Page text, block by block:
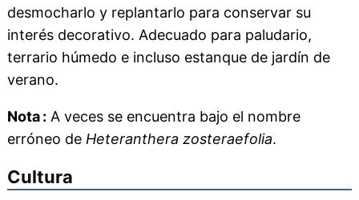
desmocharlo y replantarlo para conservar su
interés decorativo. Adecuado para paludario,
terrario húmedo e incluso estanque de jardín de
verano.
Nota : A veces se encuentra bajo el nombre
erróneo de Heteranthera zosteraefolia.
Cultura